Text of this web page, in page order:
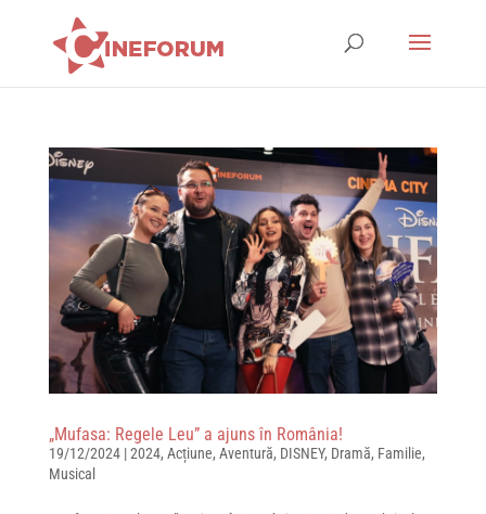
„Mufasa: Regele Leu” a ajuns în România!
19/12/2024|2024, Acțiune, Aventură, DISNEY, Dramă, Familie,
Musical